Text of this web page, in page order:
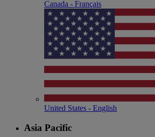
Canada - Français
United States - English
Asia Pacific